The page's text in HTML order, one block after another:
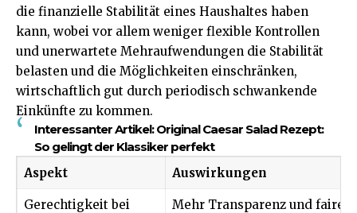
die finanzielle Stabilität eines Haushaltes haben
kann, wobei vor allem weniger flexible Kontrollen
und unerwartete Mehraufwendungen die Stabilität
belasten und die Möglichkeiten einschränken,
wirtschaftlich gut durch periodisch schwankende
Einkünfte zu kommen.
Interessanter Artikel:Original Caesar Salad Rezept:
So gelingt der Klassiker perfekt
Aspekt
Auswirkungen
Gerechtigkeit bei
Mehr Transparenz und faire